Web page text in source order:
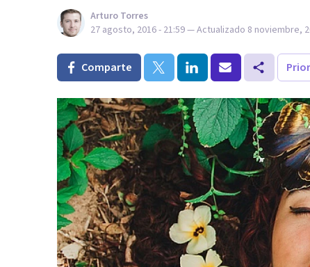
Arturo Torres
27 agosto, 2016 - 21:59— Actualizado 8 noviembre,
Comparte